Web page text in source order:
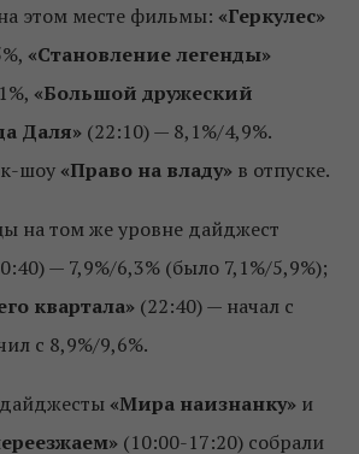
этом месте фильмы: «Геркулес»
«Становление легенды»
«Большой дружеский
Даля» (22:10) — 8,1%/4,9%.
шоу «Право на владу» в отпуске.
на том же уровне дайджест
— 7,9%/6,3% (было 7,1%/5,9%);
квартала» (22:40) — начал с
с 8,9%/9,6%.
«Мира наизнанку» и
(10:00-17:20) собрали